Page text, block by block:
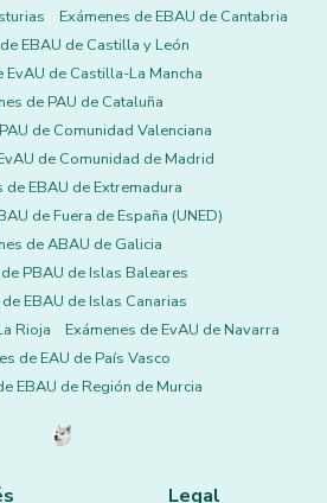
Exámenes de EBAU de Cantabria
EBAU de Castilla y León
EvAU de Castilla-La Mancha
de PAU de Cataluña
de Comunidad Valenciana
de Comunidad de Madrid
de EBAU de Extremadura
de Fuera de España (UNED)
de ABAU de Galicia
PBAU de Islas Baleares
EBAU de Islas Canarias
Rioja
Exámenes de EvAU de Navarra
de EAU de País Vasco
EBAU de Región de Murcia
Legal